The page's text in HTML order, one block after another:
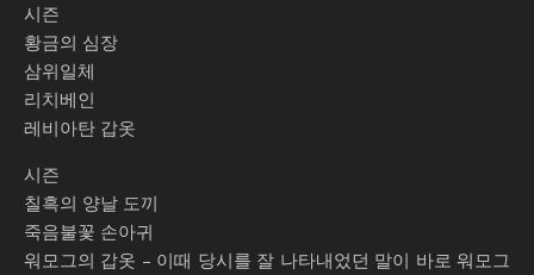
시즌
황금의 심장
삼위일체
리치베인
레비아탄 갑옷
시즌
칠흑의 양날 도끼
죽음불꽃 손아귀
워모그의 갑옷 – 이때 당시를 잘 나타내었던 말이 바로 워모그